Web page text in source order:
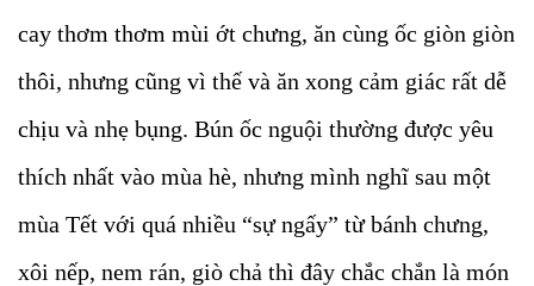
cay thơm thơm mùi ớt chưng, ăn cùng ốc giòn giòn
thôi, nhưng cũng vì thế và ăn xong cảm giác rất dễ
chịu và nhẹ bụng. Bún ốc nguội thường được yêu
thích nhất vào mùa hè, nhưng mình nghĩ sau một
mùa Tết với quá nhiều “sự ngấy” từ bánh chưng,
xôi nếp, nem rán, giò chả thì đây chắc chắn là món